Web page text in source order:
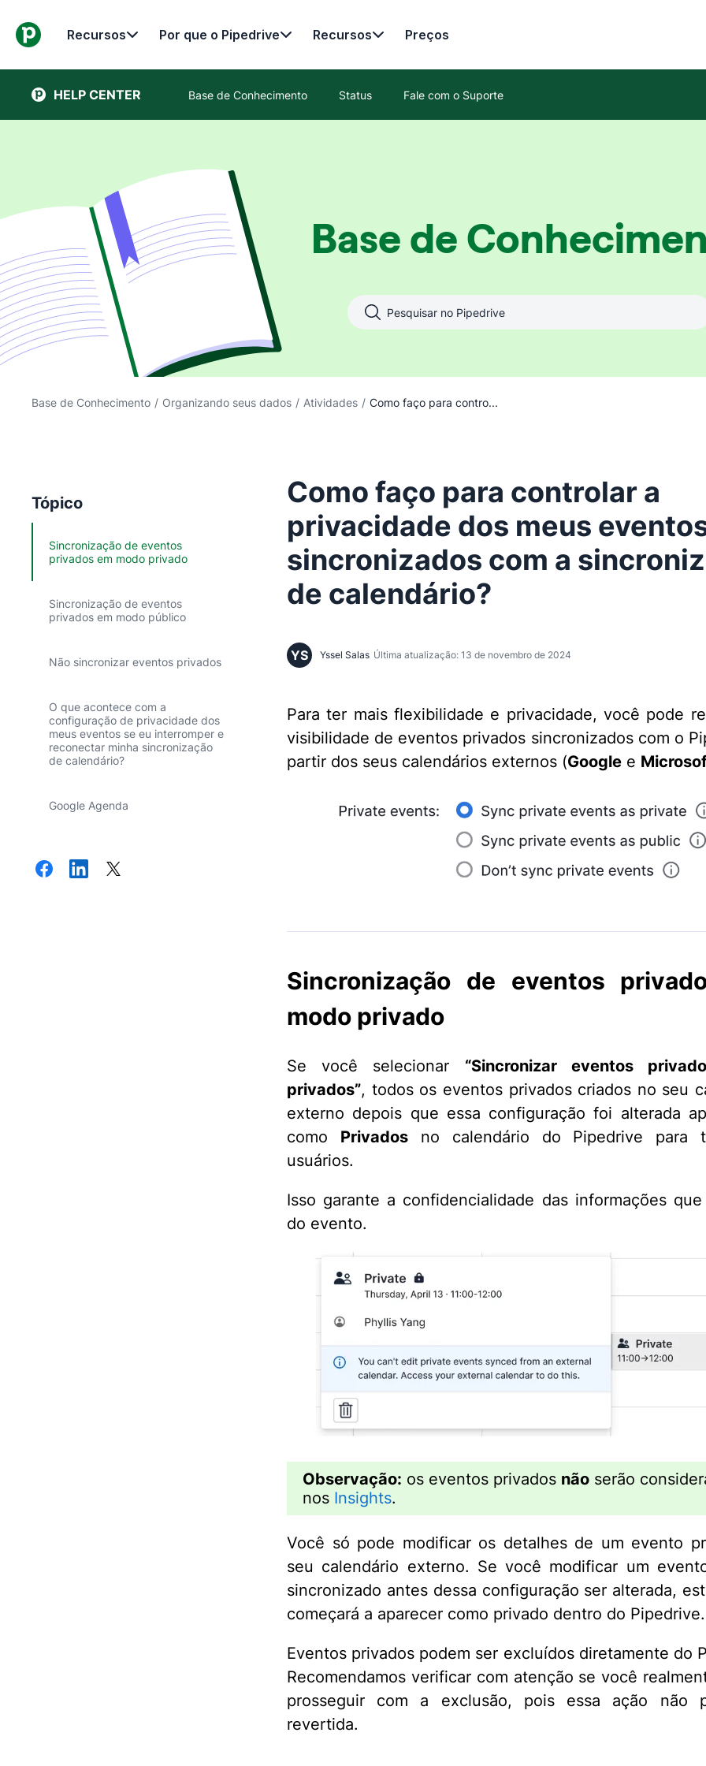
Recursos Por que o Pipedrive Recursos Preços
HELP CENTER Base de Conhecimento Status Fale com o Suporte
Base de
Base de Conhecimento / Organizando seus dados / Atividades / Como faço para contro...
Tópico
Sincronização de eventos
privados em modo privado
Sincronização de eventos
privados em modo público
Não sincronizar eventos privados
O que acontece com a
configuração de privacidade dos
meus eventos se eu interromper e
reconectar minha sincronização
de calendário?
Google Agenda
Como faço para controlar a
privacidade dos meus
sincronizados com a
de calendário?
YS Yssel Salas Última atualização: 13 de novembro de 2024
Para ter mais flexibilidade e privacidade, você pode
visibilidade de eventos privados sincronizados com o
partir dos seus calendários externos (Google e
Sincronização de eventos
modo privado
Se você selecionar “Sincronizar eventos
privados”, todos os eventos privados criados no seu
externo depois que essa configuração foi alterada
como Privadosno calendário do Pipedrive para
usuários.
Isso garante a confidencialidade das informações que
do evento.
Observação: os eventos privados não serão
nos Insights.
Você só pode modificar os detalhes de um evento
seu calendário externo. Se você modificar um
sincronizado antes dessa configuração ser alterada,
começará a aparecer como privado dentro do Pipedrive.
Eventos privados podem ser excluídos diretamente do
Recomendamos verificar com atenção se você
prosseguir com a exclusão, pois essa ação não
revertida.